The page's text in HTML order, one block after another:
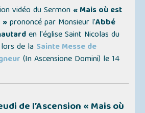
vidéo du Sermon « Mais où est
»prononcé par Monsieur l’Abbé
en l'église Saint Nicolas du
de la Sainte Messe de
(In Ascensione Domini) le 14
de l’Ascension« Mais où